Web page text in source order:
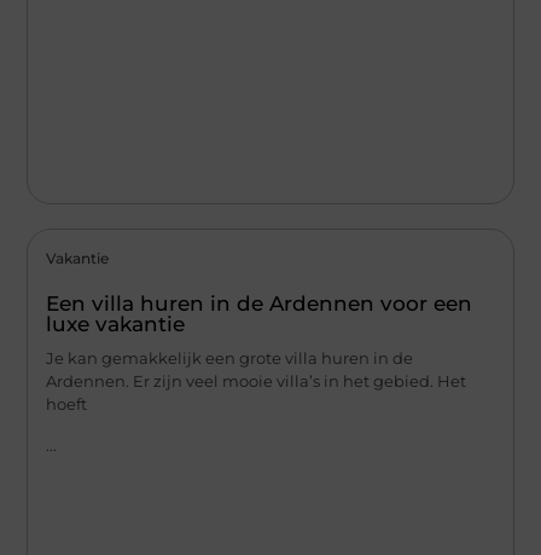
Vakantie
Een villa huren in de Ardennen voor een
luxe vakantie
Je kan gemakkelijk een grote villa huren in de
Ardennen. Er zijn veel mooie villa’s in het gebied. Het
hoeft